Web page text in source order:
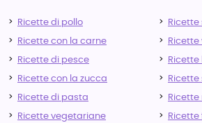
Ricette di pollo
Ricette con la carne
Ricette di pesce
Ricette con la zucca
Ricette di pasta
Ricette vegetariane
Ricette
Ricette
Ricette
Ricette
Ricette